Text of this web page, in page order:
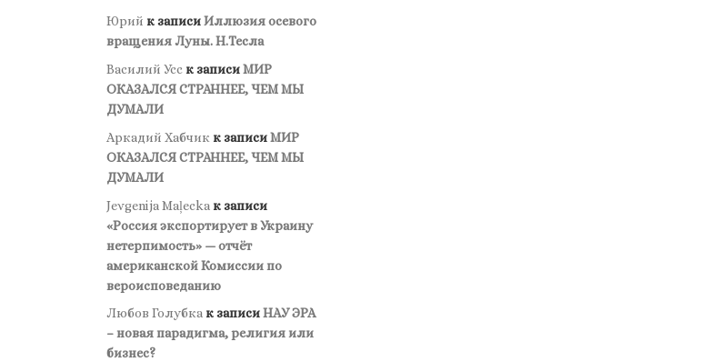
Юрий к записиИллюзия осевого
вращения Луны. Н.Тесла
Василий Усс к записиМИР
ОКАЗАЛСЯ СТРАННЕЕ, ЧЕМ МЫ
ДУМАЛИ
Аркадий Хабчик к записиМИР
ОКАЗАЛСЯ СТРАННЕЕ, ЧЕМ МЫ
ДУМАЛИ
Jevgenija Maļecka к записи
«Россия экспортирует в Украину
нетерпимость» — отчёт
американской Комиссии по
вероисповеданию
Любов Голубкак записиНАУ ЭРА
– новая парадигма, религия или
бизнес?